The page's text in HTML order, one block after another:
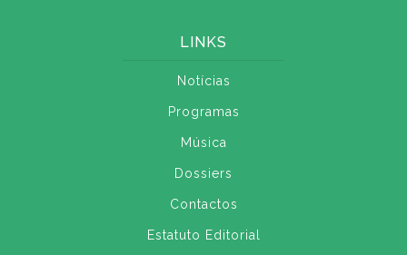
LINKS
Notícias
Programas
Música
Dossiers
Contactos
Estatuto Editorial